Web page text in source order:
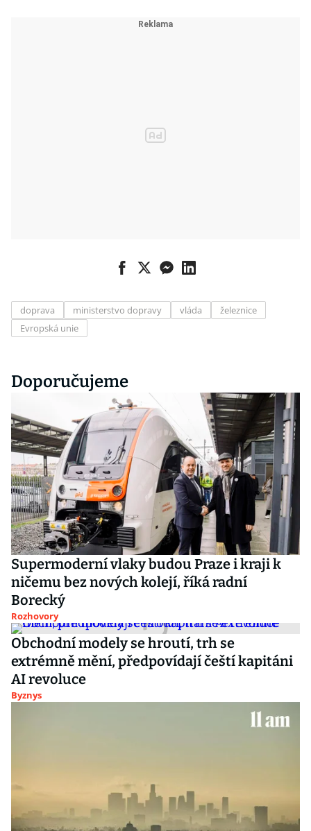
doprava ministerstvo dopravy vláda
železnice
Evropská unie
Doporučujeme
Supermoderní vlaky budou Praze i kraji k
ničemu bez nových kolejí, říká radní
Borecký
Rozhovory
Obchodní modely se hroutí, trh se
extrémně mění, předpovídají čeští kapitáni
AI revoluce
Byznys